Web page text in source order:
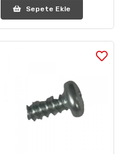
Sepete Ekle